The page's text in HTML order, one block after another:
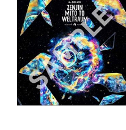
RAY+GOODS) 環球
官方進口(預購至1/22
12:00止)